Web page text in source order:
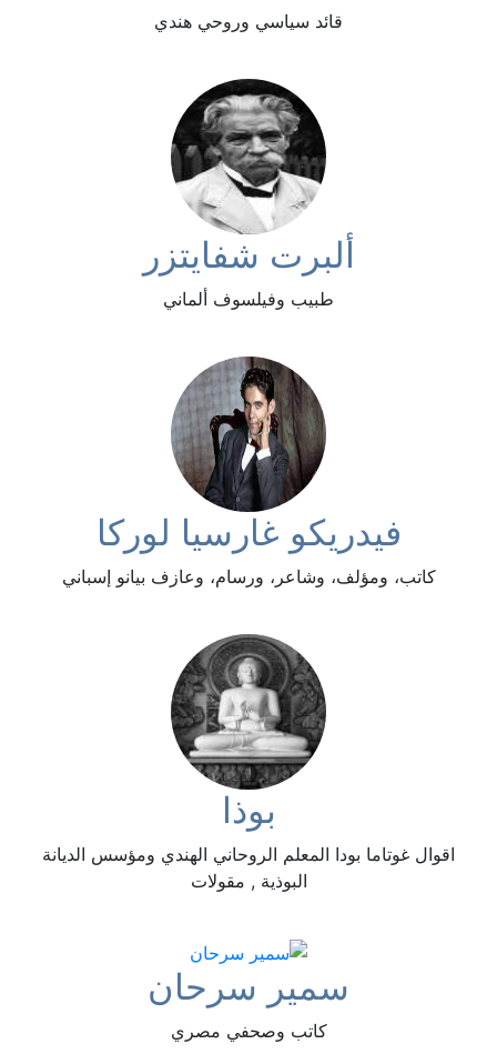
قائد سياسي وروحي هندي
ألبرت شفايتزر
طبيب وفيلسوف ألماني
فيدريكو غارسيا لوركا
كاتب، ومؤلف، وشاعر، ورسام، وعازف بيانو إسباني
بوذا
اقوال غوتاما بودا المعلم الروحاني الهندي ومؤسس الديانة
البوذية , مقولات
سمير سرحان
كاتب وصحفي مصري